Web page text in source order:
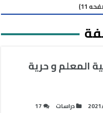
11)
المعلم و حرية
دراسات 17